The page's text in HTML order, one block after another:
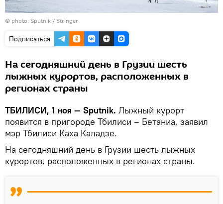
© photo: Sputnik / Stringer
Подписаться
На сегодняшний день в Грузии шесть
лыжных курортов, расположенных в
регионах страны
ТБИЛИСИ, 1 ноя — Sputnik. Лыжный курорт
появится в пригороде Тбилиси – Бетаниа, заявил
мэр Тбилиси Каха Каладзе.
На сегодняшний день в Грузии шесть лыжных
курортов, расположенных в регионах страны.